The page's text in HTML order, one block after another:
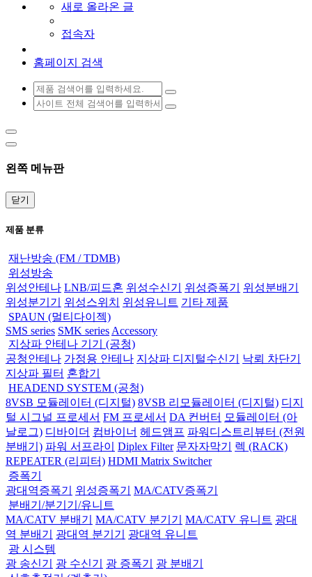
새로 올라온 글
접속자
홈페이지 검색
왼쪽 메뉴판
닫기
제품 분류
재난방송 (FM / TDMB)
위성방송
위성안테나 LNB/피드혼 위성수신기 위성증폭기
위성분배기
위성분기기
위성스위치 위성유니트 기타 제품
SPAUN (멀티다이젝)
SMS series SMK series Accessory
지상파 안테나 기기 (공청)
공청안테나 가정용 안테나 지상파 디지털수신기
낙뢰 차단기
지상파 필터 혼합기
HEADEND SYSTEM (공청)
8VSB 모듈레이터 (디지털) 8VSB 리모듈레이터 (디지털) 디지
털 시그널 프로세서 FM 프로세서 DA 컨버터 모듈레이터 (아
날로그) 디바이더 컴바이너 헤드앰프 파워디스트리뷰터 (전원
분배기) 파워 서프라이 Diplex Filter 문자자막기
렉 (RACK)
REPEATER (리피터) HDMI Matrix Switcher
증폭기
광대역증폭기
위성증폭기
MA/CATV증폭기
분배기/분기기/유니트
MA/CATV 분배기
MA/CATV 분기기 MA/CATV 유니트 광대
역 분배기
광대역 분기기
광대역 유니트
광 시스템
광 송신기
광 수신기 광 증폭기
광 분배기